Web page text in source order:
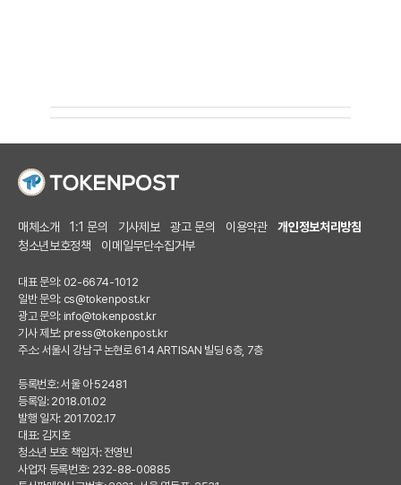
매체소개 1:1 문의 기사제보 광고 문의 이용약관
개인정보처리방침
청소년보호정책
이메일무단수집거부
대표 문의: 02-6674-1012
일반 문의: cs@tokenpost.kr
광고 문의: info@tokenpost.kr
기사 제보: press@tokenpost.kr
주소: 서울시 강남구 논현로 614 ARTISAN 빌딩 6층, 7층
등록번호: 서울 아 52481
등록일: 2018.01.02
발행 일자: 2017.02.17
대표: 김지호
청소년 보호 책임자: 전영빈
사업자 등록번호: 232-88-00885